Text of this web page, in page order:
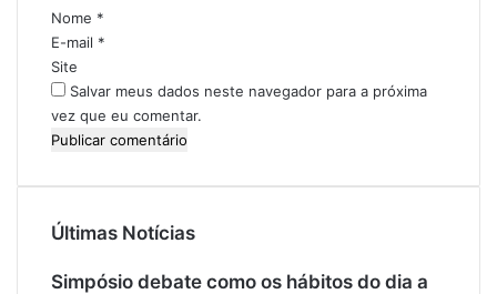
i
o
*
Nome *
E-mail *
Site
Salvar meus dados neste navegador para a próxima
vez que eu comentar.
Últimas Notícias
Simpósio debate como os hábitos do dia a